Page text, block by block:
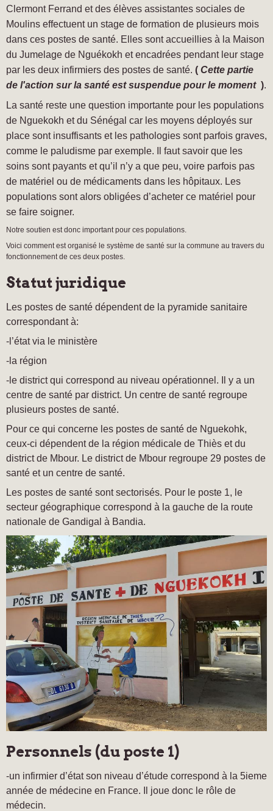
Clermont Ferrand et des élèves assistantes sociales de
Moulins effectuent un stage de formation de plusieurs mois
dans ces postes de santé. Elles sont accueillies à la Maison
du Jumelage de Nguékokh et encadrées pendant leur stage
par les deux infirmiers des postes de santé. ( Cette partie
de l'action sur la santé est suspendue pour le moment ).
La santé reste une question importante pour les populations
de Nguekokh et du Sénégal car les moyens déployés sur
place sont insuffisants et les pathologies sont parfois graves,
comme le paludisme par exemple. Il faut savoir que les
soins sont payants et qu’il n’y a que peu, voire parfois pas
de matériel ou de médicaments dans les hôpitaux. Les
populations sont alors obligées d’acheter ce matériel pour
se faire soigner.
Notre soutien est donc important pour ces populations.
Voici comment est organisé le système de santé sur la commune au travers du
fonctionnement de ces deux postes.
Statut juridique
Les postes de santé dépendent de la pyramide sanitaire
correspondant à:
-l’état via le ministère
-la région
-le district qui correspond au niveau opérationnel. Il y a un
centre de santé par district. Un centre de santé regroupe
plusieurs postes de santé.
Pour ce qui concerne les postes de santé de Nguekohk,
ceux-ci dépendent de la région médicale de Thiès et du
district de Mbour. Le district de Mbour regroupe 29 postes de
santé et un centre de santé.
Les postes de santé sont sectorisés. Pour le poste 1, le
secteur géographique correspond à la gauche de la route
nationale de Gandigal à Bandia.
Personnels (du poste 1)
-un infirmier d’état son niveau d’étude correspond à la 5ieme
année de médecine en France. Il joue donc le rôle de
médecin.